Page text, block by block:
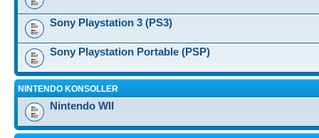
Sony Playstation 3 (PS3)
Sony Playstation Portable (PSP)
NINTENDO KONSOLLER
Nintendo WII